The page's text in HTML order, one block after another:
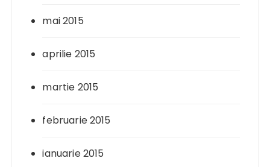
mai 2015
aprilie 2015
martie 2015
februarie 2015
ianuarie 2015